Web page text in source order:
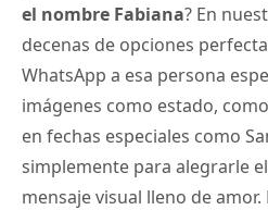
el nombre Fabiana? En
decenas de opciones
WhatsApp a esa persona
imágenes como estado,
en fechas especiales como
simplemente para alegrarle
mensaje visual lleno de amor.